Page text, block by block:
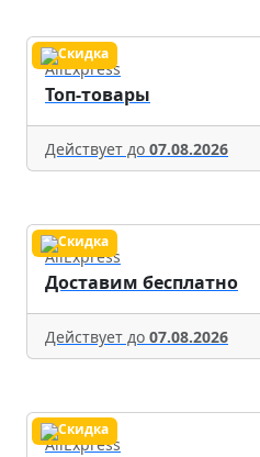
AliExpress
Топ-товары
Действует до 07.08.2026
AliExpress
Доставим бесплатно
Действует до 07.08.2026
AliExpress